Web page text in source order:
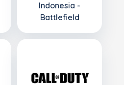
Indonesia -
Battlefield